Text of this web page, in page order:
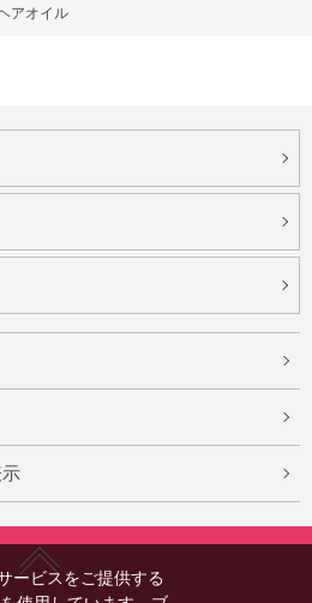
アオイル
ービスをご提供する